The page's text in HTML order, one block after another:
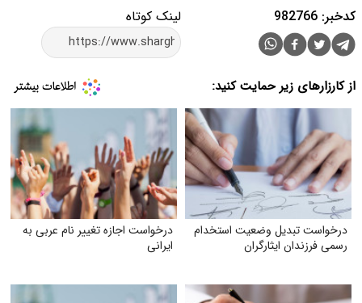
لینک کوتاه کدخبر: 982766
از کارزارهای زیر حمایت کنید:
درخواست تبدیل وضعیت استخدام
رسمی فرزندان ایثارگران
درخواست اجازه تغییر نام عربی به
ایرانی